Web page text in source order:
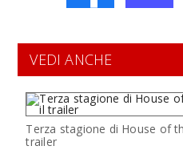
VEDI ANCHE
Terza stagione di House of
trailer